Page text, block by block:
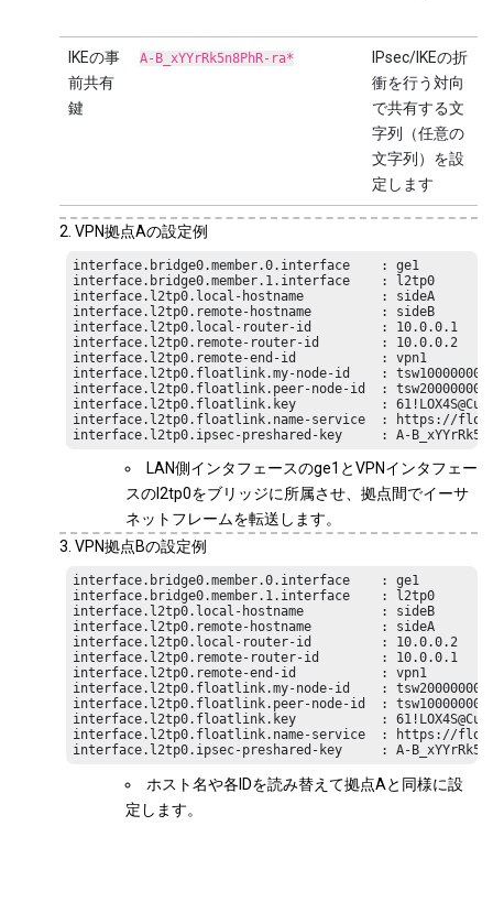
IKEの事
前共有
鍵
A-B_xYYrRk5n8PhR-ra*
IPsec/IKEの折
衝を行う対向
で共有する文
字列（任意の
文字列）を設
定します
VPN拠点Aの設定例
interface.bridge0.member.0.interface    : ge1
interface.bridge0.member.1.interface    : l2tp0
interface.l2tp0.local-hostname          : sideA
interface.l2tp0.remote-hostname         : sideB
interface.l2tp0.local-router-id         : 10.0.0.1
interface.l2tp0.remote-router-id        : 10.0.0.2
interface.l2tp0.remote-end-id           : vpn1
interface.l2tp0.floatlink.my-node-id    : tsw10000000
interface.l2tp0.floatlink.peer-node-id  : tsw20000000
interface.l2tp0.floatlink.key           :
interface.l2tp0.floatlink.name-service  : https://
interface.l2tp0.ipsec-preshared-key     : A-
LAN側インタフェースのge1とVPNインタフェー
スのl2tp0をブリッジに所属させ、拠点間でイーサ
ネットフレームを転送します。
VPN拠点Bの設定例
interface.bridge0.member.0.interface    : ge1
interface.bridge0.member.1.interface    : l2tp0
interface.l2tp0.local-hostname          : sideB
interface.l2tp0.remote-hostname         : sideA
interface.l2tp0.local-router-id         : 10.0.0.2
interface.l2tp0.remote-router-id        : 10.0.0.1
interface.l2tp0.remote-end-id           : vpn1
interface.l2tp0.floatlink.my-node-id    : tsw20000000
interface.l2tp0.floatlink.peer-node-id  : tsw10000000
interface.l2tp0.floatlink.key           :
interface.l2tp0.floatlink.name-service  : https://
interface.l2tp0.ipsec-preshared-key     : A-
ホスト名や各IDを読み替えて拠点Aと同様に設
定します。